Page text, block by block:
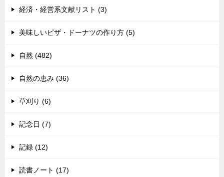
経済・経営系文献リスト (3)
美味しいピザ・ドーナツの作り方 (5)
自然 (482)
自然の恵み (36)
草刈り (6)
記念日 (7)
記録 (12)
読書ノート (17)